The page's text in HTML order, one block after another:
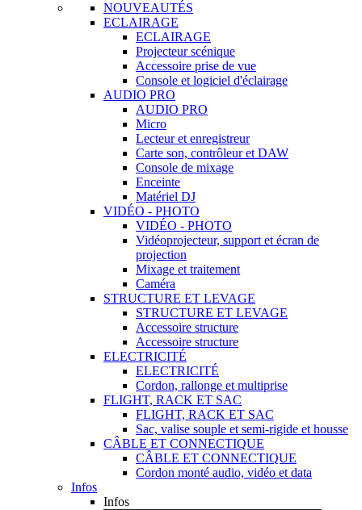
NOUVEAUTÉS
ECLAIRAGE
ECLAIRAGE
Projecteur scénique
Accessoire prise de vue
Console et logiciel d'éclairage
AUDIO PRO
AUDIO PRO
Micro
Lecteur et enregistreur
Carte son, contrôleur et DAW
Console de mixage
Enceinte
Matériel DJ
VIDÉO - PHOTO
VIDÉO - PHOTO
Vidéoprojecteur, support et écran de
projection
Mixage et traitement
Caméra
STRUCTURE ET LEVAGE
STRUCTURE ET LEVAGE
Accessoire structure
Accessoire structure
ELECTRICITÉ
ELECTRICITÉ
Cordon, rallonge et multiprise
FLIGHT, RACK ET SAC
FLIGHT, RACK ET SAC
Sac, valise souple et semi-rigide et housse
CÂBLE ET CONNECTIQUE
CÂBLE ET CONNECTIQUE
Cordon monté audio, vidéo et data
Infos
Infos